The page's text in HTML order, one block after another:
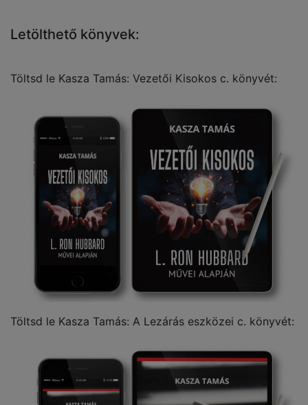
Letölthető könyvek:
Töltsd le Kasza Tamás: Vezetői Kisokos c. könyvét:
Töltsd le Kasza Tamás: A Lezárás eszközei c. könyvét: